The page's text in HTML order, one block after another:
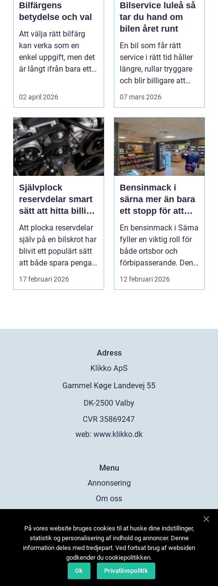
Bilfärgens
betydelse och val
Att välja rätt bilfärg
kan verka som en
enkel uppgift, men det
är långt ifrån bara ett
02 april 2026
Bilservice luleå så
tar du hand om
bilen året runt
En bil som får rätt
service i rätt tid håller
längre, rullar tryggare
och blir billigare att
äga. I ...
07 mars 2026
Självplock
reservdelar smart
sätt att hitta billiga
bildelar
Att plocka reservdelar
själv på en bilskrot har
blivit ett populärt sätt
att både spara pengar
och g...
17 februari 2026
Bensinmack i
särna mer än bara
ett stopp för att
tanka
En bensinmack i Särna
fyller en viktig roll för
både ortsbor och
förbipasserande. Den
fungerar som e...
12 februari 2026
Adress
web: www.klikko.dk
Menu
Annonsering
Om oss
Kontakta oss
Sitemap
På vores website bruges cookies til at huske dine indstillinger,
statistik og personalisering af indhold og annoncer. Denne
information deles med tredjepart. Ved fortsat brug af websiden
godkender du cookiepolitikken.
Ok
Privatlivspolitik